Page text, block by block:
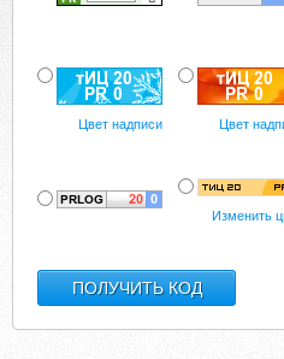
Цвет надписи Цвет
Изменить